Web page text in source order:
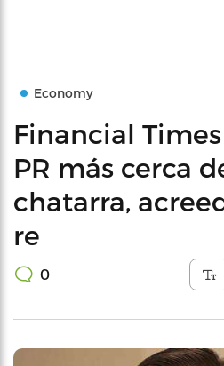
Economy
Financial
PR más cerca
chatarra,
re
0